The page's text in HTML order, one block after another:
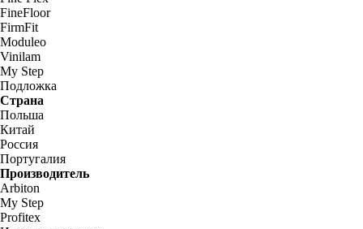
FineFloor
FirmFit
Moduleo
Vinilam
My Step
Подложка
Страна
Польша
Китай
Россия
Португалия
Производитель
Arbiton
My Step
Profitex